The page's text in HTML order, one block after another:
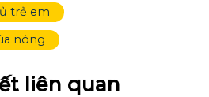
trẻ em
nóng
liên quan